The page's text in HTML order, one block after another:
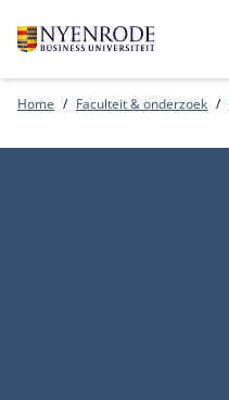
Home Faculteit & onderzoek